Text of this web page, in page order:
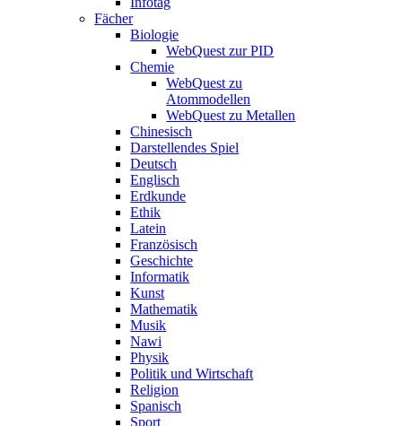
Fächer
Biologie
WebQuest zur PID
Chemie
WebQuest zu
Atommodellen
WebQuest zu Metallen
Chinesisch
Darstellendes Spiel
Deutsch
Englisch
Erdkunde
Ethik
Latein
Französisch
Geschichte
Informatik
Kunst
Mathematik
Musik
Nawi
Physik
Politik und Wirtschaft
Religion
Spanisch
Sport